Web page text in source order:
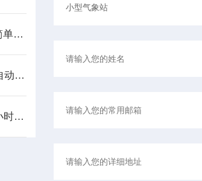
超声波气象站​​—安装简单，省时省力的五要素一体式气象站@全国派送
风途FT-CQX5超声波自动气象站——采用一体式设计，安装使用超简单~
超声波气象站—可24小时不间断工作的五要素一体式气象站@每日资讯